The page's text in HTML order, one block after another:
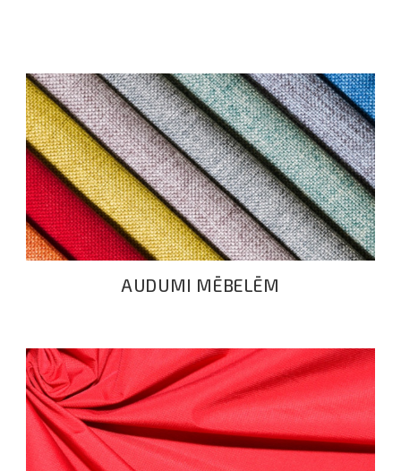
AUDUMI MĒBELĒM
AUDUMI MĒBELĒM
NEILONS / POLIAMĪDS